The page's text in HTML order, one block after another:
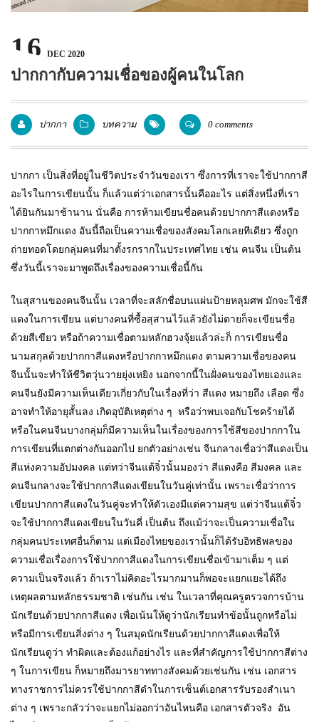
ถุงผ้า กระเป๋าผ้า
สมุดโน้ต และอื่นๆ
Gift Set
แพคเกจปากกา
16 DEC 2020
ปากกากับความเชื่อของผู้คนในโลก
ปากกา บทความ 0 comments
ปากกา เป็นสิ่งที่อยู่ในชีวิตประจำวันของเรา ซึ่งการที่เราจะใช้ปากกาสี
อะไรในการเขียนนั้น ก็แล้วแต่ว่าเอกสารนั้นคืออะไร แต่สิ่งหนึ่งที่เรา
ได้ยินกันมาช้านาน นั่นคือ การห้ามเขียนชื่อคนด้วยปากกาสีแดงหรือ
ปากกาหมึกแดง อันนี้ถือเป็นความเชื่อของสังคมโลกเลยทีเดียว ซึ่งถูก
ถ่ายทอดโดยกลุ่มคนที่มาตั้งรกรากในประเทศไทย เช่น คนจีน เป็นต้น
ซึ่งวันนี้เราจะมาพูดถึงเรื่องของความเชื่อนี้กัน
ในสุสานของคนจีนนั้น เวลาที่จะสลักชื่อบนแผ่นป้ายหลุมศพ มักจะใช้สี
แดงในการเขียน แต่บางคนที่ซื้อสุสานไว้แล้วยังไม่ตายก็จะเขียนชื่อ
ด้วยสีเขียว หรือถ้าความเชื่อตามหลักฮวงจุ้ยแล้วล่ะก็ การเขียนชื่อ
นามสกุลด้วยปากกาสีแดงหรือปากกาหมึกแดง ตามความเชื่อของคน
จีนนั้นจะทำให้ชีวิตวุ่นวายยุ่งเหยิง นอกจากนี้ในฝั่งคนของไทยเองและ
คนจีนยังมีความเห็นเดียวเกี่ยวกับในเรื่องที่ว่า สีแดง หมายถึง เลือด ซึ่ง
อาจทำให้อายุสั้นลง เกิดอุบัติเหตุต่าง ๆ หรือว่าพบเจอกับโชคร้ายได้
หรือในคนจีนบางกลุ่มก็มีความเห็นในเรื่องของการใช้สีของปากกาใน
การเขียนที่แตกต่างกันออกไป ยกตัวอย่างเช่น จีนกลางเชื่อว่าสีแดงเป็น
สีแห่งความอัปมงคล แต่ทว่าจีนแต้จิ๋วนั้นมองว่า สีแดงคือ สีมงคล และ
คนจีนกลางจะใช้ปากกาสีแดงเขียนในวันคู่เท่านั้น เพราะเชื่อว่าการ
เขียนปากกาสีแดงในวันคู่จะทำให้ตัวเองมีแต่ความสุข แต่ว่าจีนแต้จิ๋ว
จะใช้ปากกาสีแดงเขียนในวันคี่ เป็นต้น ถึงแม้ว่าจะเป็นความเชื่อใน
กลุ่มคนประเทศอื่นก็ตาม แต่เมืองไทยของเรานั้นก็ได้รับอิทธิพลของ
ความเชื่อเรื่องการใช้ปากกาสีแดงในการเขียนชื่อเข้ามาเต็ม ๆ แต่
ความเป็นจริงแล้ว ถ้าเราไม่คิดอะไรมากมานก็พอจะแยกแยะได้ถึง
เหตุผลตามหลักธรรมชาติ เช่นกัน เช่น ในเวลาที่คุณครูตรวจการบ้าน
นักเรียนด้วยปากกาสีแดง เพื่อเน้นให้ดูว่านักเรียนทำข้อนั้นถูกหรือไม่
หรือมีการเขียนสิ่งต่าง ๆ ในสมุดนักเรียนด้วยปากกาสีแดงเพื่อให้
นักเรียนดูว่า ทำผิดและต้องแก้อย่างไร และที่สำคัญการใช้ปากกาสีต่าง
ๆ ในการเขียน ก็หมายถึงมารยาททางสังคมด้วยเช่นกัน เช่น เอกสาร
ทางราชการไม่ควรใช้ปากกาสีดำในการเซ็นต์เอกสารรับรองสำเนา
ต่าง ๆ เพราะกลัวว่าจะแยกไม่ออกว่าอันไหนคือ เอกสารตัวจริง อัน